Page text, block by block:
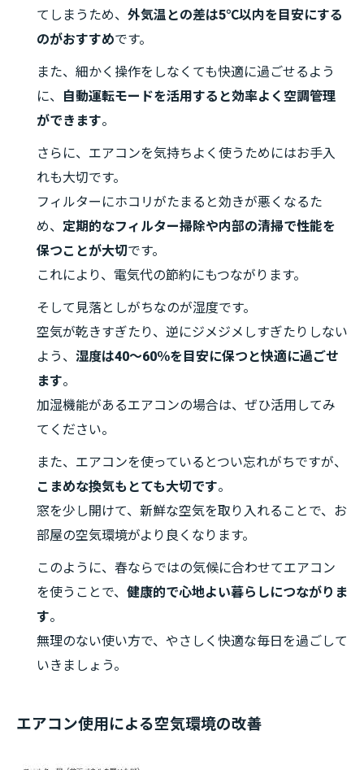
てしまうため、 外気温との差は5℃以内を目安にする
のがおすすめです。
また、細かく操作をしなくても快適に過ごせるよう
に、
自動運転モードを活用すると効率よく空調管理
ができます。
さらに、エアコンを気持ちよく使うためにはお手入
れも大切です。
フィルターにホコリがたまると効きが悪くなるた
め、 定期的なフィルター掃除や内部の清掃で性能を
保つことが大切です。
これにより、電気代の節約にもつながります。
そして見落としがちなのが湿度です。
空気が乾きすぎたり、逆にジメジメしすぎたりしない
よう、 湿度は40〜60％を目安に保つと快適に過ごせ
ます。
加湿機能があるエアコンの場合は、ぜひ活用してみ
てください。
また、エアコンを使っているとつい忘れがちですが、
こまめな換気もとても大切です。
窓を少し開けて、新鮮な空気を取り入れることで、お
部屋の空気環境がより良くなります。
このように、春ならではの気候に合わせてエアコン
を使うことで、 健康的で心地よい暮らしにつながりま
す。
無理のない使い方で、やさしく快適な毎日を過ごして
いきましょう。
エアコン使用による空気環境の改善